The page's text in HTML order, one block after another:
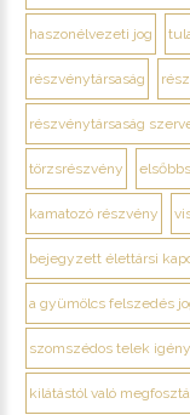
haszonélvezeti jog
részvénytársaság
részvénytársaság
törzsrészvény
kamatozó részvény
bejegyzett élettársi
a gyümölcs felszedés
szomszédos telek
kilátástól való